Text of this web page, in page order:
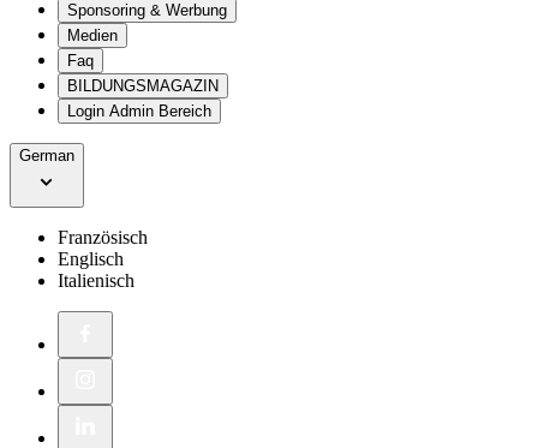
Sponsoring & Werbung
Medien
Faq
BILDUNGSMAGAZIN
Login Admin Bereich
German
Französisch
Englisch
Italienisch